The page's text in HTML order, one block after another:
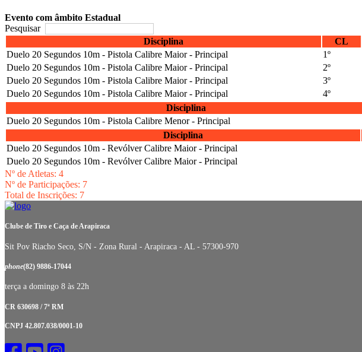
Evento com âmbito Estadual
Pesquisar
Disciplina
CL
Duelo 20 Segundos 10m - Pistola Calibre Maior - Principal
1º
Duelo 20 Segundos 10m - Pistola Calibre Maior - Principal
2º
Duelo 20 Segundos 10m - Pistola Calibre Maior - Principal
3º
Duelo 20 Segundos 10m - Pistola Calibre Maior - Principal
4º
Disciplina
Duelo 20 Segundos 10m - Pistola Calibre Menor - Principal
Disciplina
Duelo 20 Segundos 10m - Revólver Calibre Maior - Principal
Duelo 20 Segundos 10m - Revólver Calibre Maior - Principal
Nº de Atletas: 4
Nº de Participações: 7
Total de Inscrições: 7
Clube de Tiro e Caça de Arapiraca
Sit Pov Riacho Seco, S/N - Zona Rural - Arapiraca - AL - 57300-970
phone(82) 9886-17044
terça a domingo 8 às 22h
CR 630698 / 7ª RM
CNPJ 42.807.038/0001-10